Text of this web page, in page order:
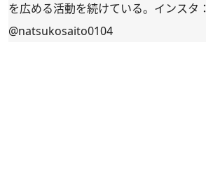
を広める活動を続けている。インスタ：
@natsukosaito0104